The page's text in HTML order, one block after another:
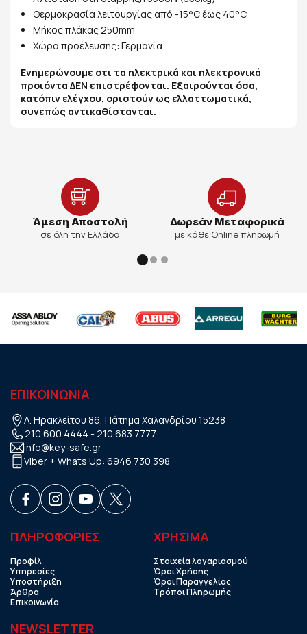
Θερμοκρασία λειτουργίας από -15°C έως 40°C
Μήκος πλάκας 250mm
Χώρα προέλευσης: Γερμανία
Ενημερώνουμε οτι τα ηλεκτρικά και ηλεκτρονικά
προιόντα ΔΕΝ επιστρέφονται. Εξαιρούνται όσα,
κατόπιν ελέγχου, οριστούν ως ελλαττωματικά,
συνεπώς αντικαθίστανται.
Άμεση Αποστολή
σε όλη την Ελλάδα
Δωρεάν Μεταφορικά
με κάθε Online πληρωμή
ΕΠΙΚΟΙΝΩΝΙΑ
Λ. Ηρακλείτου 86, Πάτημα Χαλανδρίου 15238
210 600 4444 - 210 683 7777
info@key-safe.gr
Viber + Whats Up: 6946 730 398
ΠΛΗΡΟΦΟΡΙΕΣ
Προφίλ
Υπηρεσίες
Υποστήριξη
Άρθρα
Επικοινωνία
ΧΡHΣΙΜΑ
Στοιχεία λογαριασμού
Όροι Χρήσης
Όροι Παραγγελίας
Τρόποι Πληρωμής
NEWSLETTER